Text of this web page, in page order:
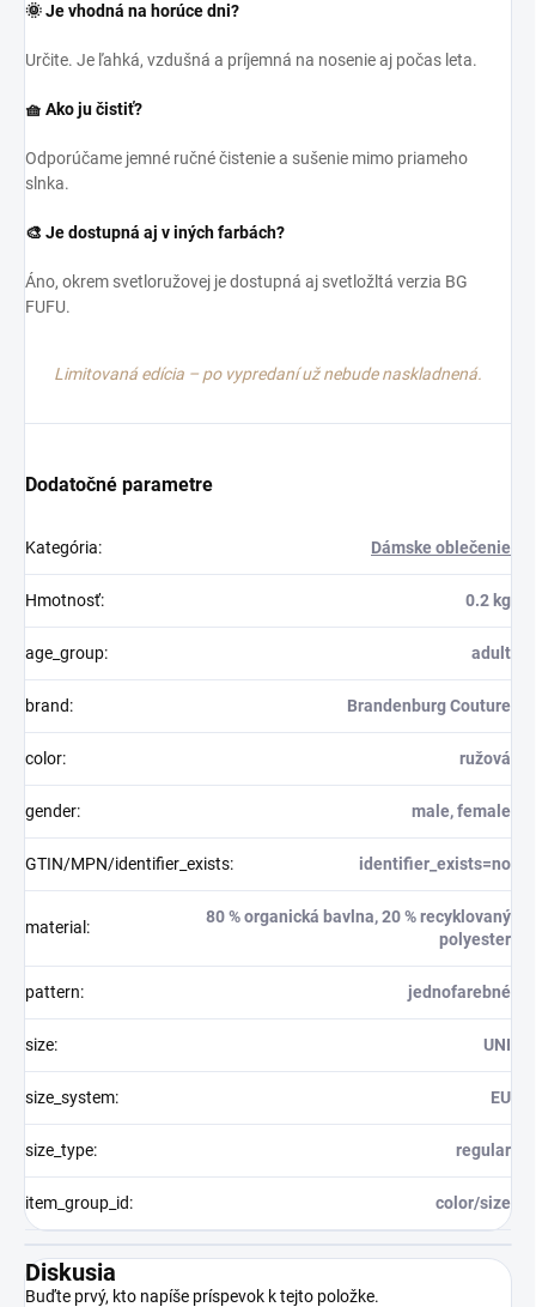
🌞 Je vhodná na horúce dni?
Určite. Je ľahká, vzdušná a príjemná na nosenie aj počas leta.
🧺 Ako ju čistiť?
Odporúčame jemné ručné čistenie a sušenie mimo priameho
slnka.
🎨 Je dostupná aj v iných farbách?
Áno, okrem svetloružovej je dostupná aj svetložltá verzia BG
FUFU.
Limitovaná edícia – po vypredaní už nebude naskladnená.
Dodatočné parametre
Kategória: Dámske oblečenie
Hmotnosť: 0.2 kg
age_group: adult
brand: Brandenburg Couture
color: ružová
gender: male, female
GTIN/MPN/identifier_exists: identifier_exists=no
material :
80 % organická bavlna, 20 % recyklovaný
polyester
pattern: jednofarebné
size: UNI
size_system: EU
size_type: regular
item_group_id: color/size
Diskusia
Buďte prvý, kto napíše príspevok k tejto položke.